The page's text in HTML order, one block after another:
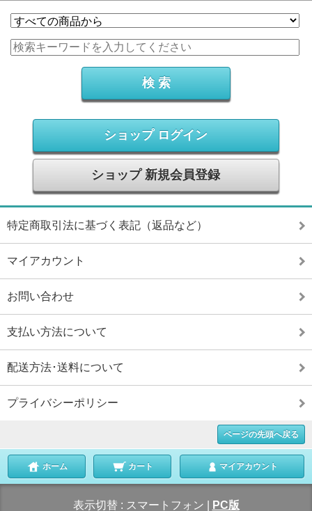
ショップ ログイン
ショップ 新規会員登録
特定商取引法に基づく表記（返品など）
マイアカウント
お問い合わせ
支払い方法について
配送方法･送料について
プライバシーポリシー
ページの先頭へ戻る
ホーム カート マイアカウント
表示切替 : スマートフォン PC版